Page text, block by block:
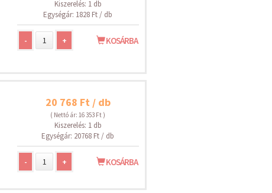
Kiszerelés: 1 db
Egységár: 1828 Ft / db
- + KOSÁRBA
20 768 Ft / db
( Nettó ár: 16 353 Ft )
Kiszerelés: 1 db
Egységár: 20768 Ft / db
- + KOSÁRBA